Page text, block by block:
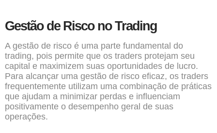
Gestão de Risco no Trading
A gestão de risco é uma parte fundamental do
trading, pois permite que os traders protejam seu
capital e maximizem suas oportunidades de lucro.
Para alcançar uma gestão de risco eficaz, os traders
frequentemente utilizam uma combinação de práticas
que ajudam a minimizar perdas e influenciam
positivamente o desempenho geral de suas
operações.